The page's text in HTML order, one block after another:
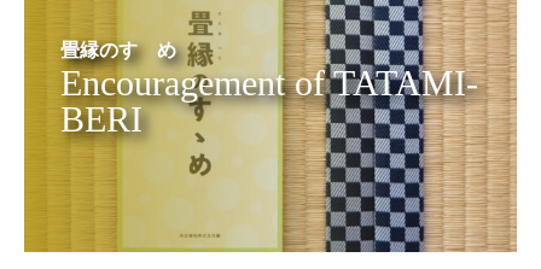
畳縁のすゝめ
Encouragement of TATAMI-
BERI